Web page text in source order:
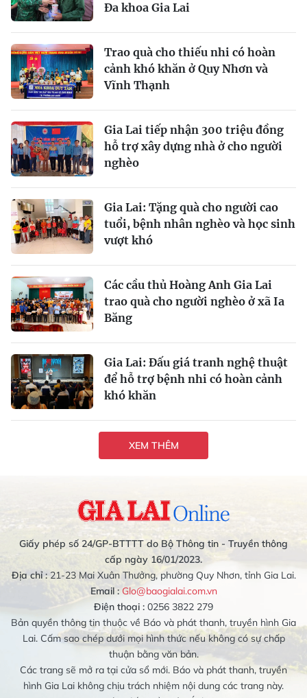
Đa khoa Gia Lai
Trao quà cho thiếu nhi có hoàn
cảnh khó khăn ở Quy Nhơn và
Vĩnh Thạnh
Gia Lai tiếp nhận 300 triệu đồng
hỗ trợ xây dựng nhà ở cho người
nghèo
Gia Lai: Tặng quà cho người cao
tuổi, bệnh nhân nghèo và học sinh
vượt khó
Các cầu thủ Hoàng Anh Gia Lai
trao quà cho người nghèo ở xã Ia
Băng
Gia Lai: Đấu giá tranh nghệ thuật
để hỗ trợ bệnh nhi có hoàn cảnh
khó khăn
XEM THÊM
Giấy phép số 24/GP-BTTTT do Bộ Thông tin - Truyền thông
cấp ngày 16/01/2023.
Địa chỉ :21-23 Mai Xuân Thưởng, phường Quy Nhơn, tỉnh Gia Lai.
Email : Glo@baogialai.com.vn
Điện thoại : 0256 3822 279
Bản quyền thông tin thuộc về Báo và phát thanh, truyền hình Gia
Lai. Cấm sao chép dưới mọi hình thức nếu không có sự chấp
thuận bằng văn bản.
Các trang sẽ mở ra tại cửa sổ mới. Báo và phát thanh, truyền
hình Gia Lai không chịu trách nhiệm nội dung các trang này.